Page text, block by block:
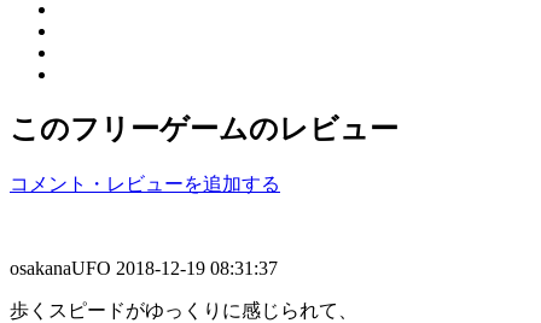
このフリーゲームのレビュー
コメント・レビューを追加する
osakanaUFO 2018-12-19 08:31:37
歩くスピードがゆっくりに感じられて、